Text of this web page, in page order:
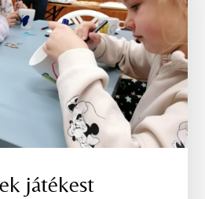
játékest